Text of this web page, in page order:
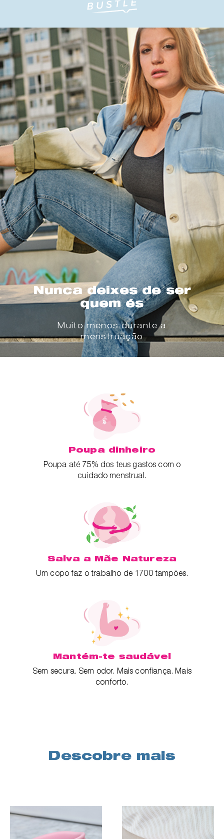
Nunca deixes de ser
quem és
Muito menos durante a
menstruação
Poupa dinheiro
Poupa até 75% dos teus gastos com o
cuidado menstrual.
Salva a Mãe Natureza
Um copo faz o trabalho de 1700 tampões.
Mantém-te saudável
Sem secura. Sem odor. Mais confiança. Mais
conforto.
Descobre mais